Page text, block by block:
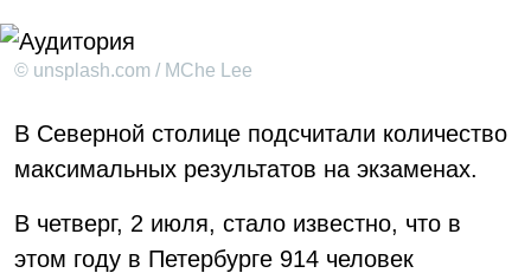
© unsplash.com / MChe Lee
В Северной столице подсчитали количество
максимальных результатов на экзаменах.
В четверг, 2 июля, стало известно, что в
этом году в Петербурге 914 человек